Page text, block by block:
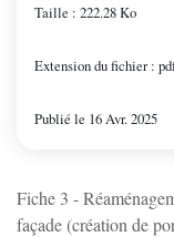
Taille : 222.28 Ko
Extension du fichier :
Publié le 16 Avr. 2025
Fiche 3 -
façade (création de